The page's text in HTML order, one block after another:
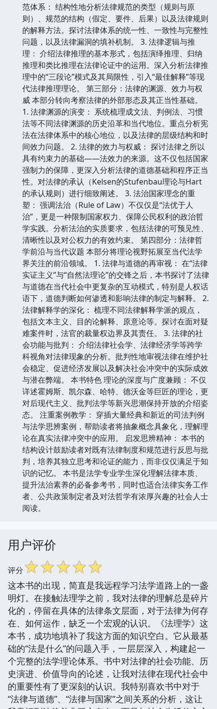
范体系： 结构性地分析法律规范的类型（规则与原
则）、规范的结构（假定、要件、后果）以及法律规则
的解释方法。探讨法律体系的统一性、一致性与完整性
问题，以及法律漏洞的填补机制。 3. 法律逻辑与推
理： 介绍法律推理的基本形式，包括演绎推理、归纳
推理和类比推理在法律论证中的运用。深入分析法律推
理中的“三段论”模式及其局限性，引入“最佳解释”等现
代法律推理理论。 第三部分：法律的渊源、效力与权
威 本部分转向考察法律的外部形态及其正当性基础。
1. 法律渊源的演变： 系统梳理成文法、判例法、习惯
法等不同法律渊源的历史沿革和当代地位。重点分析宪
法在法律体系中的核心地位，以及法律的层级结构和时
间效力问题。 2. 法律的效力与权威： 探讨法律之所以
具有约束力的基础——法效力的来源。这不仅包括国家
强制力的保障，更深入分析法律的道德基础和程序正当
性。对法律的承认（Kelsen的Stufenbau理论与Hart
的承认规则）进行细致阐述。 3. 法治国家理念的重
塑： 强调法治（Rule of Law）不仅仅是“法优于人
治”，更是一种限制国家权力、保障公民权利的政治哲
学实践。分析法治的实质要求，包括法律的可预见性、
清晰性以及对公权力的有效约束。 第四部分：法律哲
学前沿与当代议题 本部分将理论视野拓展至当代法学
界关注的前沿领域。 1. 法律与道德的再审视： 在“法律
实证主义”与“自然法理论”的交锋之后，本书探讨了法律
与道德在当代社会中更复杂的互动模式，特别是人权话
语下，道德判断如何渗透和影响法律的制定与解释。 2.
法律解释学的深化： 梳理不同法律解释学派的观点，
包括文本主义、目的论解释、原意论等。探讨在面对疑
难案件时，法官的裁量权边界及其责任。 3. 法律的社
会功能与批判： 介绍法律社会学、法律经济学等跨学
科视角对法律现象的分析。批判性地审视法律在维护社
会稳定、促进经济发展以及解决社会冲突中的实际成效
与潜在弊端。 本书特色 理论的深度与广度兼顾： 不仅
详述霍姆斯、凯尔森、哈特、德沃金等巨匠的理论，更
对后现代主义、批判法学等新兴思潮保持开放的介绍姿
态。 注重案例教学： 穿插大量经典和新近的司法判例
与法学思辨案例，帮助读者将抽象概念具象化，理解理
论在真实法律冲突中的应用。 启发思辨精神： 本书的
结构设计鼓励读者对既有法律制度和规范进行反思与批
判，培养其独立思考和论证的能力，而非仅仅满足于知
识的记忆。 本书是法学专业学生深化理解法律本质、
提升法治素养的必备参考书，同时也适合法律实务工作
者、公共政策制定者及对法哲学有浓厚兴趣的社会人士
阅读。
用户评价
评分☆☆☆☆☆
这本书的出现，简直是我远程学习法学道路上的一盏
明灯。在接触法理学之前，我对法律的理解总是碎片
化的，停留在具体的法律条文层面，对于法律为何存
在、如何运作，缺乏一个宏观的认识。《法理学》这
本书，成功地填补了我这方面的知识空白。它从最基
础的“法是什么”的问题入手，一层层深入，构建起一
个完整的法学理论体系。书中对法律的社会功能、历
史演进、价值导向的论述，让我对法律在现代社会中
的重要性有了更深刻的认识。我特别喜欢书中对于
“法律与道德”、“法律与国家”之间关系的分析，这让